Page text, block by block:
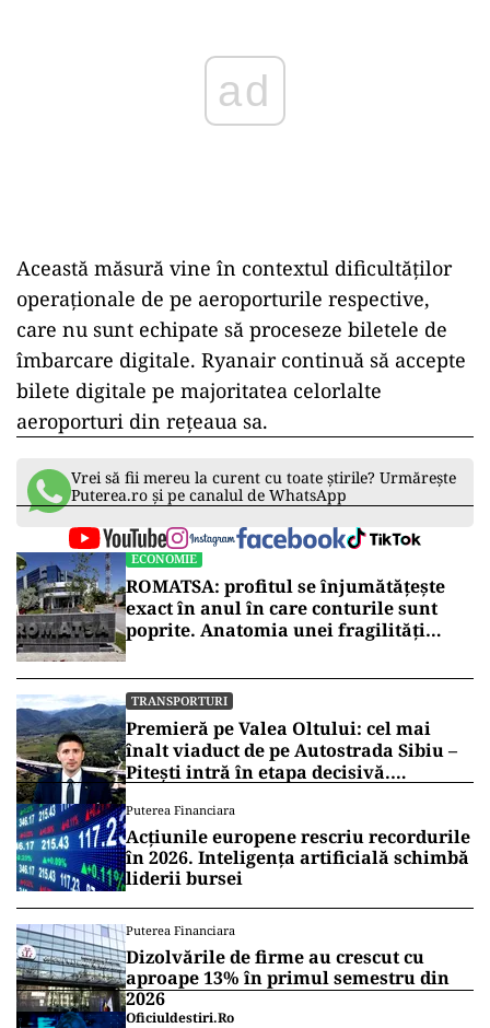
Această măsură vine în contextul dificultăților
operaționale de pe aeroporturile respective,
care nu sunt echipate să proceseze biletele de
îmbarcare digitale. Ryanair continuă să accepte
bilete digitale pe majoritatea celorlalte
aeroporturi din rețeaua sa.
Vrei să fii mereu la curent cu toate știrile? Urmărește
Puterea.ro și pe canalul de WhatsApp
ECONOMIE
ROMATSA: profitul se înjumătățește
exact în anul în care conturile sunt
poprite. Anatomia unei fragilități
TRANSPORTURI
Premieră pe Valea Oltului: cel mai
înalt viaduct de pe Autostrada Sibiu –
Pitești intră în etapa decisivă.
anunță unde s-a ajuns cu lucrările
(VIDEO)
Puterea Financiara
Acțiunile europene rescriu recordurile
în 2026. Inteligența artificială schimbă
liderii bursei
Puterea Financiara
Dizolvările de firme au crescut cu
aproape 13% în primul semestru din
2026
Oficiuldestiri.ro